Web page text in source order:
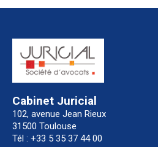
Cabinet Juricial
102, avenue Jean Rieux
31500 Toulouse
Tél : +33 5 35 37 44 00